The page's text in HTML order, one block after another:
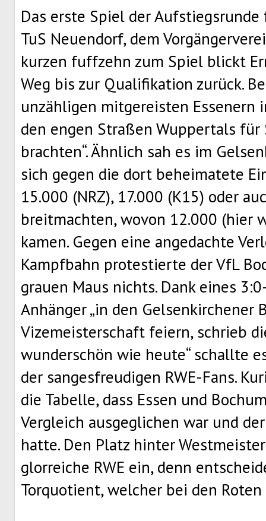
Das erste Spiel der
TuS Neuendorf, dem
kurzen fuffzehn zum Spiel blickt
Weg bis zur Qualifikation zurück.
unzähligen mitgereisten Essenern
den engen Straßen Wuppertals
brachten“. Ähnlich sah es im
sich gegen die dort beheimatete
15.000 (NRZ), 17.000 (K15) oder
breitmachten, wovon 12.000 (hier
kamen. Gegen eine angedachte
Kampfbahn protestierte der VfL
grauen Maus nichts. Dank eines
Anhänger „in den Gelsenkirchener
Vizemeisterschaft feiern, schrieb
wunderschön wie heute“ schallte
der sangesfreudigen RWE-Fans.
die Tabelle, dass Essen und
Vergleich ausgeglichen war und
hatte. Den Platz hinter
glorreiche RWE ein, denn
Torquotient, welcher bei den